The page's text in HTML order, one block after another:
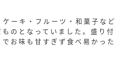
ーキ・フルーツ・和菓子など
のとなっていました。盛り付
お味も甘すぎず食べ易かった